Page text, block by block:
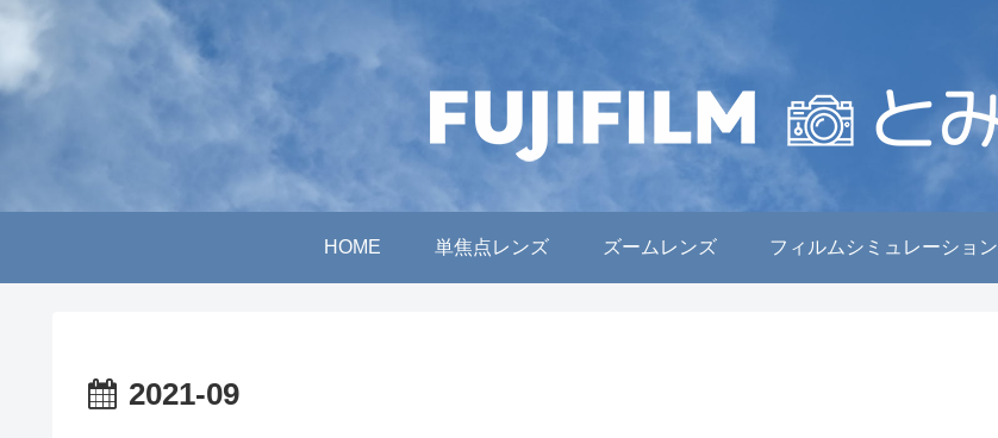
HOME 単焦点レンズ ズームレンズ フィルムシミュレーション
2021-09